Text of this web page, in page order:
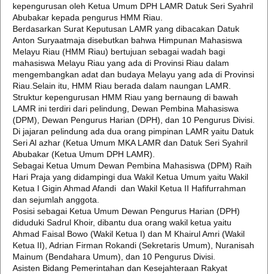
kepengurusan oleh Ketua Umum DPH LAMR Datuk Seri Syahril
Abubakar kepada pengurus HMM Riau.
Berdasarkan Surat Keputusan LAMR yang dibacakan Datuk
Anton Suryaatmaja disebutkan bahwa Himpunan Mahasiswa
Melayu Riau (HMM Riau) bertujuan sebagai wadah bagi
mahasiswa Melayu Riau yang ada di Provinsi Riau dalam
mengembangkan adat dan budaya Melayu yang ada di Provinsi
Riau.Selain itu, HMM Riau berada dalam naungan LAMR.
Struktur kepengurusan HMM Riau yang bernaung di bawah
LAMR ini terdiri dari pelindung, Dewan Pembina Mahasiswa
(DPM), Dewan Pengurus Harian (DPH), dan 10 Pengurus Divisi.
Di jajaran pelindung ada dua orang pimpinan LAMR yaitu Datuk
Seri Al azhar (Ketua Umum MKA LAMR dan Datuk Seri Syahril
Abubakar (Ketua Umum DPH LAMR).
Sebagai Ketua Umum Dewan Pembina Mahasiswa (DPM) Raih
Hari Praja yang didampingi dua Wakil Ketua Umum yaitu Wakil
Ketua I Gigin Ahmad Afandi dan Wakil Ketua II Hafifurrahman
dan sejumlah anggota.
Posisi sebagai Ketua Umum Dewan Pengurus Harian (DPH)
diduduki Sadrul Khoir, dibantu dua orang wakil ketua yaitu
Ahmad Faisal Bowo (Wakil Ketua I) dan M Khairul Amri (Wakil
Ketua II), Adrian Firman Rokandi (Sekretaris Umum), Nuranisah
Mainum (Bendahara Umum), dan 10 Pengurus Divisi.
Asisten Bidang Pemerintahan dan Kesejahteraan Rakyat